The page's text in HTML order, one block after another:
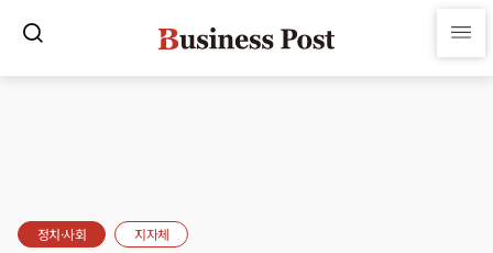
정치·사회 지자체